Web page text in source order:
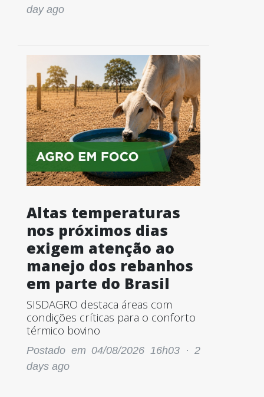
day ago
Altas temperaturas
nos próximos dias
exigem atenção ao
manejo dos rebanhos
em parte do Brasil
SISDAGRO destaca áreas com
condições críticas para o conforto
térmico bovino
Postado em 04/08/2026 16h03 ·2
days ago